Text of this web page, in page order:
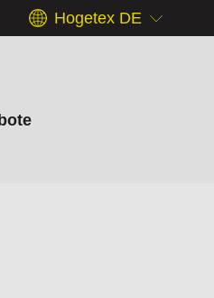
Hogetex DE